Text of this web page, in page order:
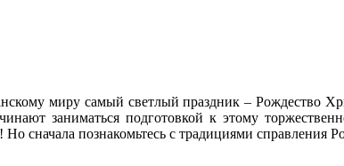
миру самый светлый праздник – Рождество
заниматься подготовкой к этому
сначала познакомьтесь с традициями справления